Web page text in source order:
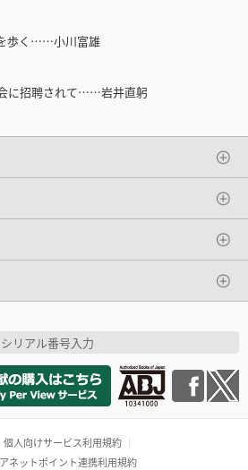
歩く……小川富雄
に招聘されて……岩井直躬
シリアル番号入力
個人向けサービス利用規約
ネットポイント連携利用規約